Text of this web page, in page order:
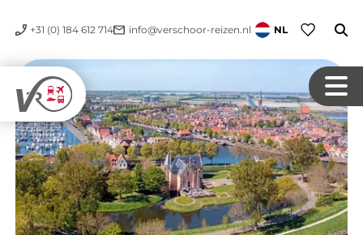
+31 (0) 184 612 714 info@verschoor-reizen.nl NL